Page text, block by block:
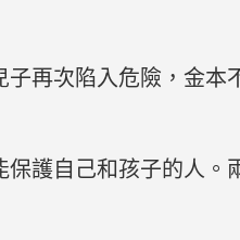
再次陷入危險，金本
護自己和孩子的人。